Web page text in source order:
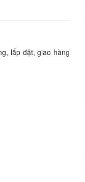
449.000 đ
lắp đặt, giao hàng